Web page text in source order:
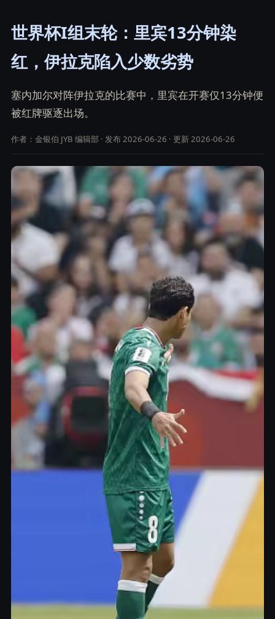
世界杯I组末轮：里宾13分钟染
红，伊拉克陷入少数劣势
塞内加尔对阵伊拉克的比赛中，里宾在开赛仅13分钟便
被红牌驱逐出场。
作者：金银伯 JYB 编辑部 · 发布 2026-06-26 · 更新 2026-06-26